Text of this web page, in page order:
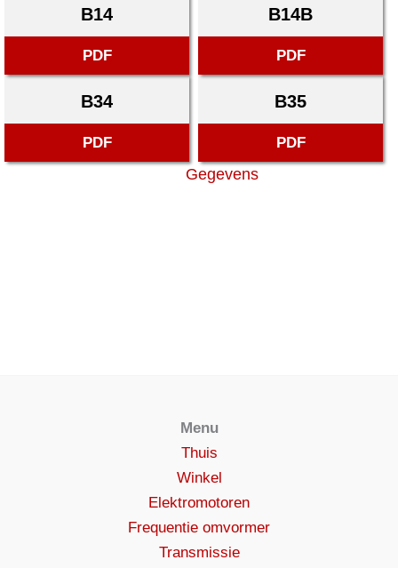
B14
PDF
B14B
PDF
B34
PDF
B35
PDF
Gegevens
Menu
Thuis
Winkel
Elektromotoren
Frequentie omvormer
Transmissie